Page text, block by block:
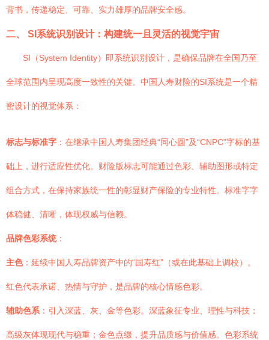
背书，传递稳定、可靠、实力雄厚的品牌安全感。
二、 SI系统识别设计：构建统一且灵活的视觉宇宙
SI（System Identity）即系统识别设计，是确保品牌在全国乃至
全球范围内呈现高度一致性的关键。中国人寿财险的SI系统是一个精
密设计的视觉体系：
标志与标准字 ：在继承中国人寿集团经典“同心圆”及“CNPC”字标的基
础上，进行适应性优化。财险版标志可能通过色彩、辅助图形或特定
组合方式，在保持家族统一性的彰显财产保险的专业特性。标准字字
体稳健、清晰，体现权威与信赖。
品牌色彩系统：
主色：延续中国人寿品牌资产中的“国寿红”（或在此基础上调校）。
红色代表承诺、热情与守护，是品牌的核心情感色彩。
辅助色系 ：引入深蓝、灰、金等色彩。深蓝象征专业、理性与科技；
高级灰体现现代与稳重；金色点缀，提升品质感与价值感。色彩系统